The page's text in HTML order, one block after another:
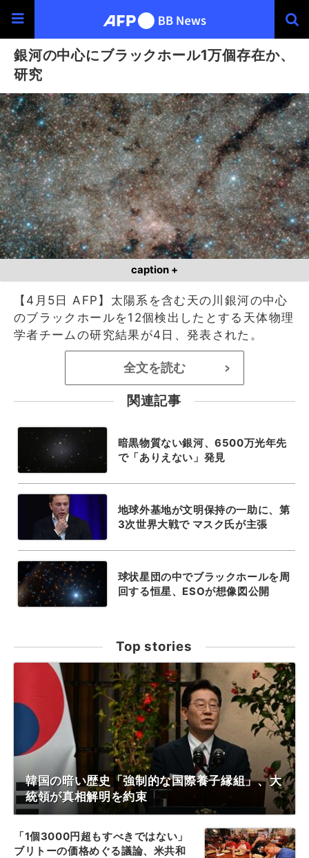
銀河の中心にブラックホール1万個存在か、
研究
caption +
【4月5日 AFP】太陽系を含む天の川銀河の中心
のブラックホールを12個検出したとする天体物理
学者チームの研究結果が4日、発表された。
全文を読む >
関連記事
暗黒物質ない銀河、6500万光年先
で「ありえない」発見
地球外基地が文明保持の一助に、第
3次世界大戦で マスク氏が主張
球状星団の中でブラックホールを周
回する恒星、ESOが想像図公開
Top stories
韓国の暗い歴史「強制的な国際養子縁組」、大
統領が真相解明を約束
「1個3000円超もすべきではない」
ブリトーの価格めぐる議論、米共和